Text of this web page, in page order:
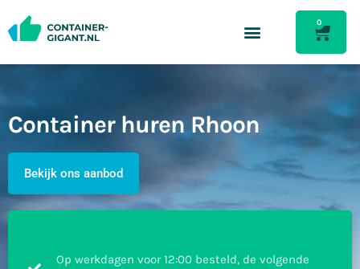
0
Container huren Rhoon
Bekijk ons aanbod
Op werkdagen voor 12:00 besteld, de volgende